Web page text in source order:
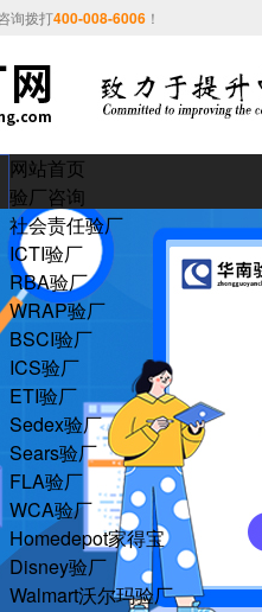
询拨打400-008-6006 ！
网站首页
验厂咨询
社会责任验厂
ICTI验厂
RBA验厂
WRAP验厂
BSCI验厂
ICS验厂
ETI验厂
Sedex验厂
Sears验厂
FLA验厂
WCA验厂
Homedepot家得宝
Disney验厂
Walmart沃尔玛验厂